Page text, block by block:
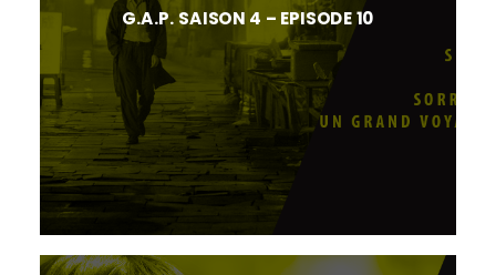
G.A.P. SAISON 4 – EPISODE 10